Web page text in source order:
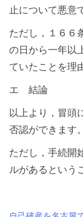
止について悪意
ただし，１６６
の日から一年以
ていたことを理
エ 結論
以上より，冒頭
否認ができます。
ただし，手続開
ルがあるという